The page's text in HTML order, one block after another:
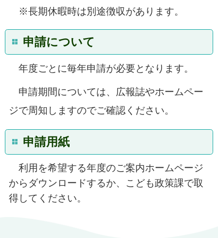
※長期休暇時は別途徴収があります。
申請について
年度ごとに毎年申請が必要となります。
申請期間については、広報誌やホームペー
ジで周知しますのでご確認ください。
申請用紙
利用を希望する年度のご案内ホームページ
からダウンロードするか、こども政策課で取
得してください。